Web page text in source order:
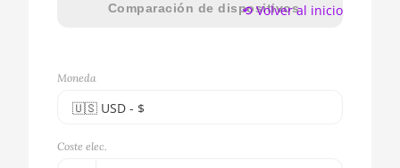
Comparación de dispositivos
Moneda
🇺🇸ㅤ USD - $
🇪🇺ㅤ EUR - €
Coste elec.
⟲ Volver al inicio